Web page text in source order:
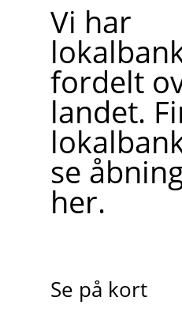
Vi har
fordelt
landet.
se
her.
Se på kort